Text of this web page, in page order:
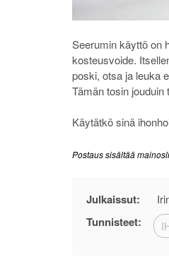
Seerumin käyttö on
kosteusvoide.
poski, otsa ja leuka
Tämän tosin
Käytätkö sinä
Postaus sisältää
Julkaissut:
Tunnisteet: